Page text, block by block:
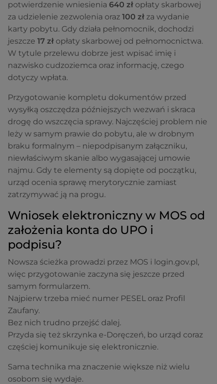
potwierdzenie wniesienia 640 zł opłaty skarbowej
za udzielenie zezwolenia oraz 100 zł za wydanie
karty pobytu. Gdy działa pełnomocnik, dochodzi
jeszcze 17 zł opłaty skarbowej od pełnomocnictwa.
W tytule przelewu dobrze jest wpisać imię i
nazwisko cudzoziemca oraz informację, czego
dotyczy wpłata.
Przygotowanie kompletu dokumentów przed
wysyłką oszczędza późniejszych wezwań i skraca
drogę do wszczęcia sprawy. Najczęściej problem nie
leży w samym prawie do pobytu, ale w drobnym
braku formalnym – niepodpisanym załączniku,
niewłaściwym skanie albo wygasającej umowie
najmu. Gdy te elementy są dopięte od początku,
urząd ocenia sprawę merytorycznie zamiast
zatrzymywać ją na progu.
Wniosek elektroniczny w MOS od
założenia konta do UPO i
podpisu?
Nowsza ścieżka prowadzi przez MOS i login.gov.pl,
więc przygotowanie zaczyna się jeszcze przed
samym formularzem.
Najpierw trzeba mieć numer PESEL oraz Profil
Zaufany.
Bez nich trudno przejść dalej.
Przyda się też skrzynka e-Doręczeń, bo urząd coraz
częściej komunikuje się elektronicznie.
Sama technika ma znaczenie większe niż wielu
osobom się wydaje.